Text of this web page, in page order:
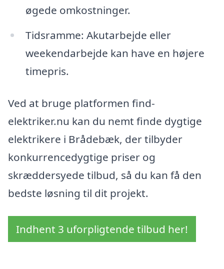
øgede omkostninger.
Tidsramme: Akutarbejde eller
weekendarbejde kan have en højere
timepris.
Ved at bruge platformen find-
elektriker.nu kan du nemt finde dygtige
elektrikere i Brådebæk, der tilbyder
konkurrencedygtige priser og
skræddersyede tilbud, så du kan få den
bedste løsning til dit projekt.
Indhent 3 uforpligtende tilbud her!